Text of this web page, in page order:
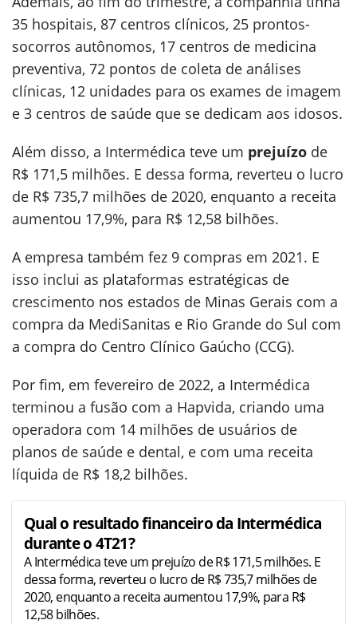
35 hospitais, 87 centros clínicos, 25 prontos-
socorros autônomos, 17 centros de medicina
preventiva, 72 pontos de coleta de análises
clínicas, 12 unidades para os exames de imagem
e 3 centros de saúde que se dedicam aos idosos.
Além disso, a Intermédica teve um prejuízo de
R$ 171,5 milhões. E dessa forma, reverteu o lucro
de R$ 735,7 milhões de 2020, enquanto a receita
aumentou 17,9%, para R$ 12,58 bilhões.
A empresa também fez 9 compras em 2021. E
isso inclui as plataformas estratégicas de
crescimento nos estados de Minas Gerais com a
compra da MediSanitas e Rio Grande do Sul com
a compra do Centro Clínico Gaúcho (CCG).
Por fim, em fevereiro de 2022, a Intermédica
terminou a fusão com a Hapvida, criando uma
operadora com 14 milhões de usuários de
planos de saúde e dental, e com uma receita
líquida de R$ 18,2 bilhões.
Qual o resultado financeiro da Intermédica
durante o 4T21?
A Intermédica teve um prejuízo de R$ 171,5 milhões. E
dessa forma, reverteu o lucro de R$ 735,7 milhões de
2020, enquanto a receita aumentou 17,9%, para R$
12,58 bilhões.